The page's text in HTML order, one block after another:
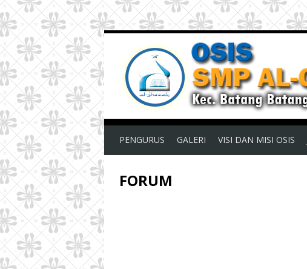
PENGURUS GALERI VISI DAN MISI OSIS
FORUM